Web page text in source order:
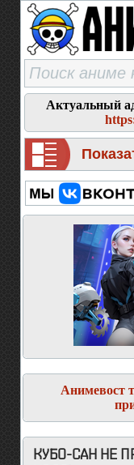
Актуальный
Анимевост
КУБО-САН НЕ